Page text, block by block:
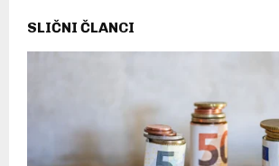
SLIČNI ČLANCI